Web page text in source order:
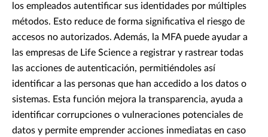
los empleados autentificar sus identidades por múltiples
métodos. Esto reduce de forma significativa el riesgo de
accesos no autorizados. Además, la MFA puede ayudar a
las empresas de Life Science a registrar y rastrear todas
las acciones de autenticación, permitiéndoles así
identificar a las personas que han accedido a los datos o
sistemas. Esta función mejora la transparencia, ayuda a
identificar corrupciones o vulneraciones potenciales de
datos y permite emprender acciones inmediatas en caso